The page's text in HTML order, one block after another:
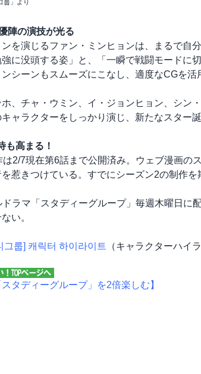
룹」より
陣の演技が光る
を演じるファン・ミンヒョンは、まるで自
強に没頭する姿」と、「一瞬で戦闘モードに
シーンもスムーズにこなし、適度なCGを活
、チャ・ウミン、イ・ジョンヒョン、シン
ャラクターをしっかり演じ、新たなスター
も高まる！
2/7現在第6話まで公開済み。ウェブ漫画の
惹きつけている。すでにシーズン2の制作を
ラマ「スタディーグループ」毎週木曜日に
い。
그룹] 캐릭터 하이라이트 （キャラクターハイラ
スタディーグループ」を2倍楽しむ】